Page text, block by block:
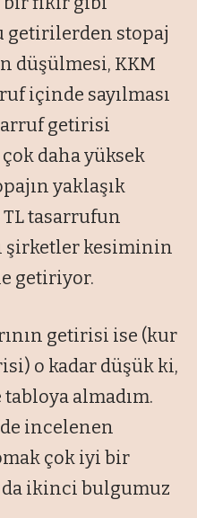
getirilerden stopaj
düşülmesi, KKM
içinde sayılması
getirisi
daha yüksek
yaklaşık
tasarrufun
şirketler kesiminin
getiriyor.
getirisi ise (kur
o kadar düşük ki,
almadım.
incelenen
çok iyi bir
da ikinci bulgumuz